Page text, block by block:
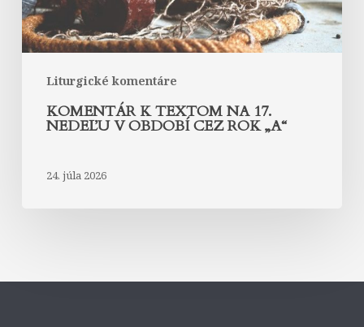
Liturgické komentáre
cez
rok
„A“
KOMENTÁR K TEXTOM NA 17.
NEDEĽU V OBDOBÍ CEZ ROK „A“
24. júla 2026